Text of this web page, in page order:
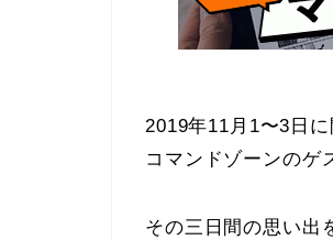
2019年11月1〜3日
コマンドゾーンのゲ
その三日間の思い出